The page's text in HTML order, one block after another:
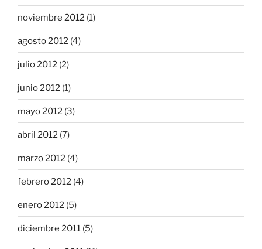
noviembre 2012 (1)
agosto 2012 (4)
julio 2012 (2)
junio 2012 (1)
mayo 2012 (3)
abril 2012 (7)
marzo 2012 (4)
febrero 2012 (4)
enero 2012 (5)
diciembre 2011 (5)